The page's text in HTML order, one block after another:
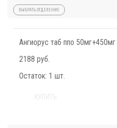
ВЫБРАТЬ ОТДЕЛЕНИЕ
Ангиорус таб ппо
2188 руб.
Остаток: 1 шт.